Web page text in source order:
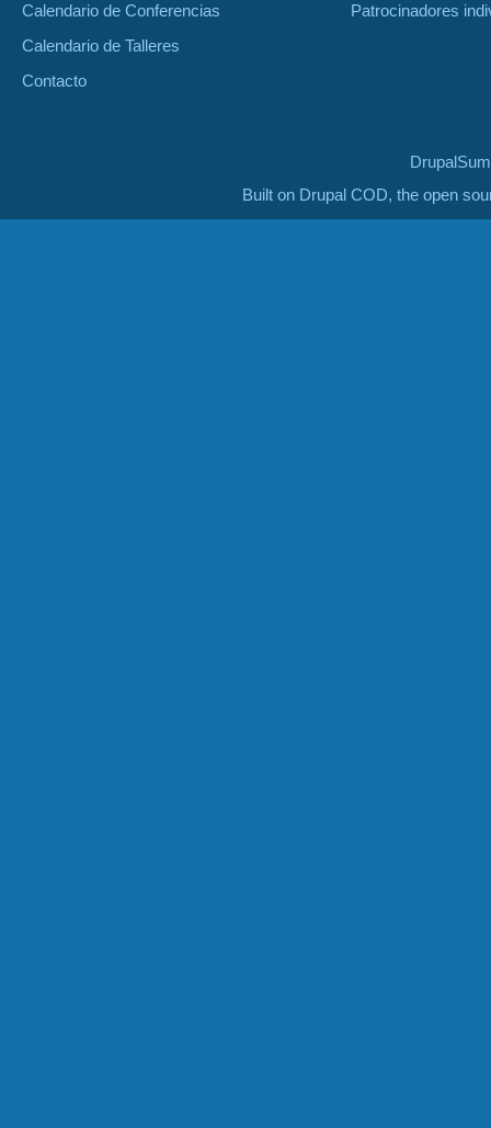
Calendario de Conferencias
Calendario de Talleres
Contacto
Patrocinadores
Built on Drupal COD, the open